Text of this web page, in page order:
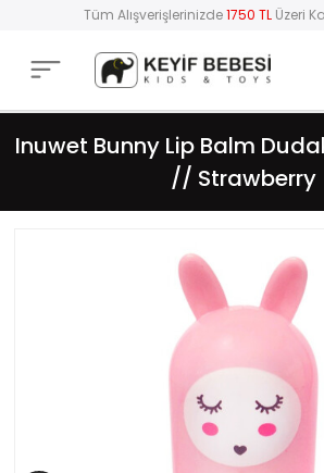
Tüm Alışverişlerinizde1750 TL Üzeri
Inuwet Bunny Lip Balm
// Strawberry